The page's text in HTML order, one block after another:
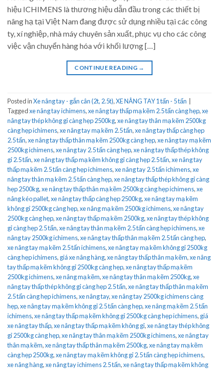
hiệu ICHIMENS là thương hiệu dẫn đầu trong các thiết bị
nâng hạ tại Việt Nam đang được sử dụng nhiều tại các công
ty, xí nghiệp, nhà máy chuyên sản xuất, phục vụ cho các công
việc vận chuyển hàng hóa với khối lượng […]
CONTINUE READING →
Posted inXe nâng tay - gắn cân (2t, 2.5t),XE NÂNG TAY 1 tấn - 5 tấn
Taggedxe nâng tay ichimens,xe nâng tay thấp mạ kẽm 2.5 tấn càng hẹp,xe
nâng tay thép không gỉ càng hẹp 2500kg,xe nâng tay thân mạ kẽm 2500kg
càng hẹp ichimens,xe nâng tay mạ kẽm 2.5 tấn,xe nâng tay thấp càng hẹp
2.5 tấn,xe nâng tay thấp thân mạ kẽm 2500kg càng hẹp,xe nâng tay mạ kẽm
2500kg ichimens,xe nâng tay 2.5 tấn càng hẹp,xe nâng tay thấp thép không
gỉ 2.5 tấn,xe nâng tay thấp mạ kẽm không gỉ càng hẹp 2.5 tấn,xe nâng tay
thấp mạ kẽm 2.5 tấn càng hẹp ichimens,xe nâng tay 2.5 tấn ichimens,xe
nâng tay thân mạ kẽm 2.5 tấn càng hẹp,xe nâng tay thấp thép không gỉ càng
hẹp 2500kg,xe nâng tay thấp thân mạ kẽm 2500kg càng hẹp ichimens,xe
nâng kéo pallet,xe nâng tay thấp càng hẹp 2500kg,xe nâng tay mạ kẽm
không gỉ 2500kg càng hẹp,xe nâng mạ kẽm 2500kg ichimens,xe nâng tay
2500kg càng hẹp,xe nâng tay thấp mạ kẽm 2500kg,xe nâng tay thép không
gỉ càng hẹp 2.5 tấn,xe nâng tay thân mạ kẽm 2.5 tấn càng hẹp ichimens,xe
nâng tay 2500kg ichimens,xe nâng tay thấp thân mạ kẽm 2.5 tấn càng hẹp,
xe nâng tay mạ kẽm 2.5 tấn ichimens,xe nâng tay mạ kẽm không gỉ 2500kg
càng hẹp ichimens, giá xe nâng hàng,xe nâng tay thấp thân mạ kẽm,xe nâng
tay thấp mạ kẽm không gỉ 2500kg càng hẹp,xe nâng tay thấp mạ kẽm
2500kg ichimens,xe nâng mạ kẽm,xe nâng tay thân mạ kẽm 2500kg,xe
nâng tay thấp thép không gỉ càng hẹp 2.5 tấn,xe nâng tay thấp thân mạ kẽm
2.5 tấn càng hẹp ichimens,xe nâng tay,xe nâng tay 2500kg ichimens càng
hẹp,xe nâng tay mạ kẽm không gỉ 2.5 tấn càng hẹp,xe nâng mạ kẽm 2.5 tấn
ichimens,xe nâng tay thấp mạ kẽm không gỉ 2500kg càng hẹp ichimens, giá
xe nâng tay thấp,xe nâng tay thấp mạ kẽm không gỉ,xe nâng tay thép không
gỉ 2500kg càng hẹp,xe nâng tay thân mạ kẽm 2500kg ichimens,xe nâng tay
thân mạ kẽm,xe nâng tay thấp thân mạ kẽm 2500kg,xe nâng tay mạ kẽm
càng hẹp 2500kg,xe nâng tay mạ kẽm không gỉ 2.5 tấn càng hẹp ichimens,
xe nâng hàng,xe nâng tay ichimens 2.5 tấn,xe nâng tay thấp mạ kẽm không